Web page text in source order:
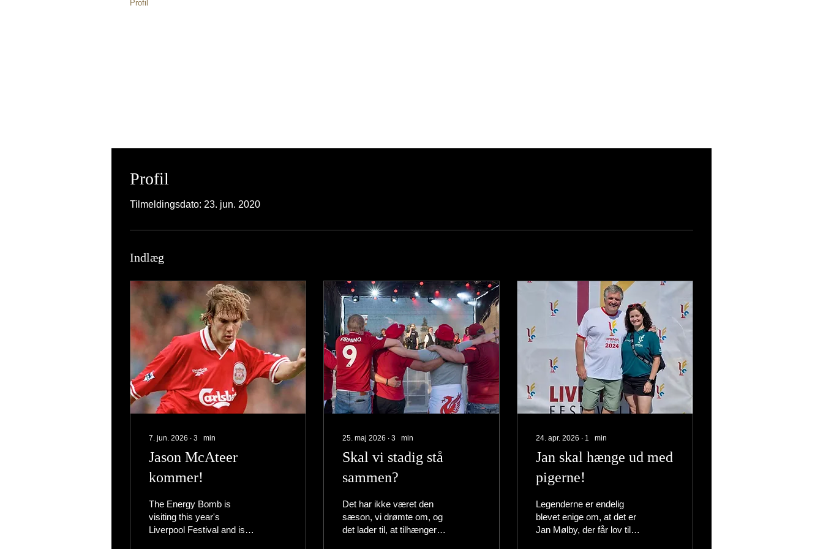
Profil
Tilmeldingsdato: 23. jun. 2020
Indlæg
7. jun. 2026 ∙ 3 min
Jason McAteer
kommer!
The Energy Bomb is
visiting this year's
Liverpool Festival and is
25. maj 2026 ∙ 3 min
Skal vi stadig stå
sammen?
Det har ikke været den
sæson, vi drømte om, og
det lader til, at tilhængerne
24. apr. 2026 ∙ 1 min
Jan skal hænge ud med
pigerne!
Legenderne er endelig
blevet enige om, at det er
Jan Mølby, der får lov til at
Profil